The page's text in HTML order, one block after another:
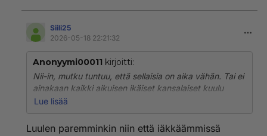
Siili25
2026-05-18 22:21:32
Anonyymi00011 kirjoitti:
Nii-in, mutku tuntuu, että sellaisia on aika vähän. Tai ei
ainakaan kaikki aikuisen ikäiset kansalaiset kuulu
ryhmään vastuuntuntoinen, valistunut ja
Lue lisää
Luulen paremminkin niin että iäkkäämmissä